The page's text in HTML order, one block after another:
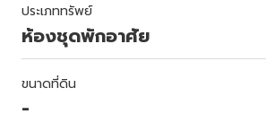
ประเภททรัพย์
ห้องชุดพักอาศัย
ขนาดที่ดิน
-